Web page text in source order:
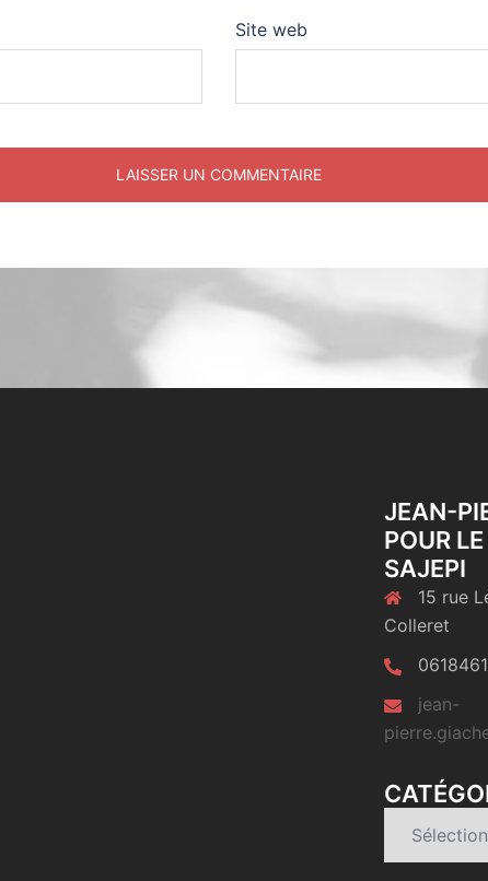
Site web
JEAN-
POUR
SAJEPI
15 rue
Colleret
jean-